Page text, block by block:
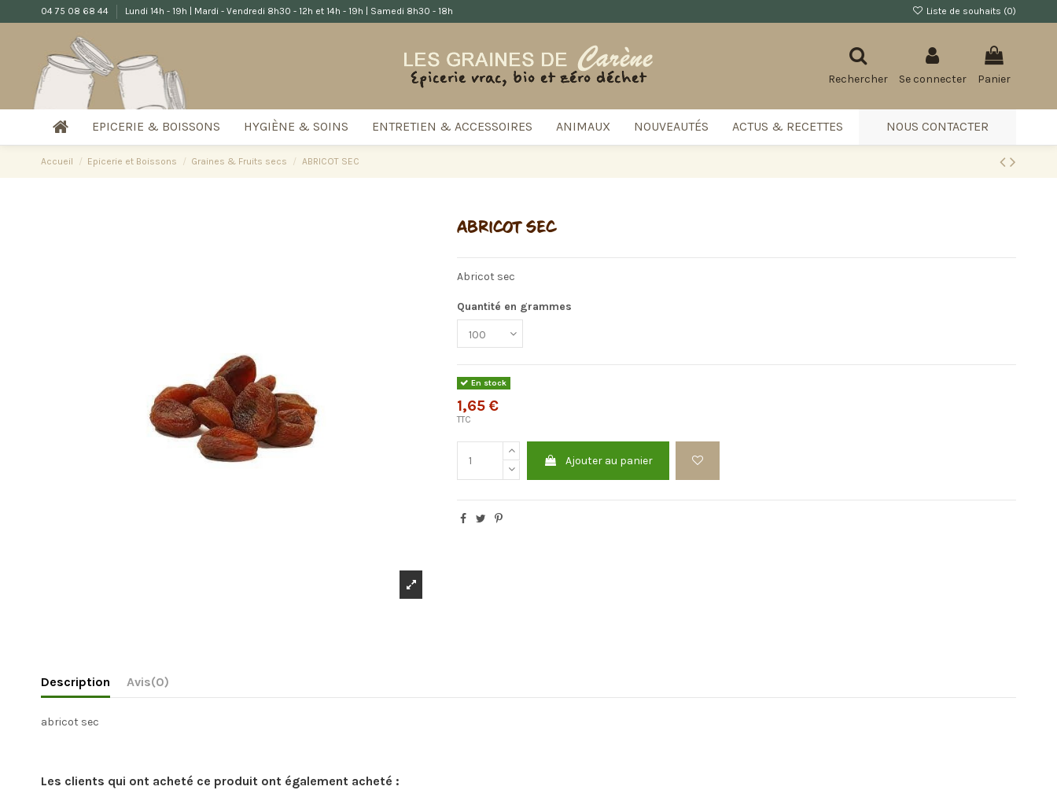
04 75 08 68 44 Lundi 14h - 19h | Mardi - Vendredi 8h30 - 12h et 14h - 19h | Samedi 8h30 - 18h Liste de souhaits (0)
Rechercher Se connecter Panier
EPICERIE & BOISSONS HYGIÈNE & SOINS ENTRETIEN & ACCESSOIRES ANIMAUX NOUVEAUTÉS ACTUS & RECETTES NOUS CONTACTER
Accueil Epicerie et Boissons Graines & Fruits secs ABRICOT SEC
ABRICOT SEC
Abricot sec
Quantité en grammes
En stock
1,65 €
TTC
Ajouter au panier
Description Avis(0)
abricot sec
Les clients qui ont acheté ce produit ont également acheté :